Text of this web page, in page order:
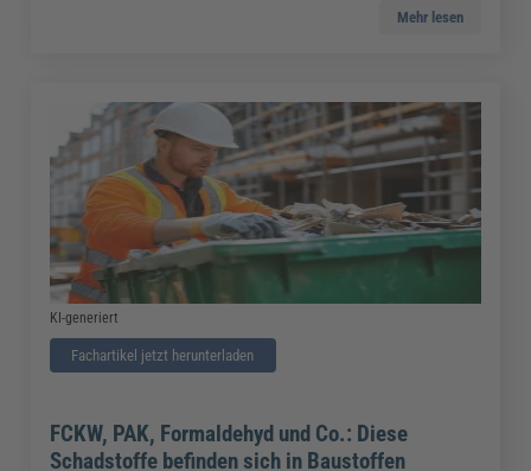
Mehr lesen
KI-generiert
Fachartikel jetzt herunterladen
FCKW, PAK, Formaldehyd und Co.: Diese
Schadstoffe befinden sich in Baustoffen